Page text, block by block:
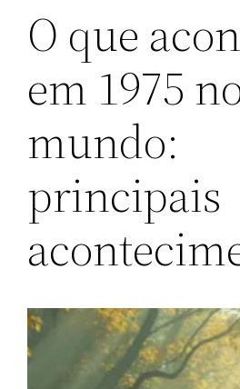
O que
em 1975
mundo:
principais